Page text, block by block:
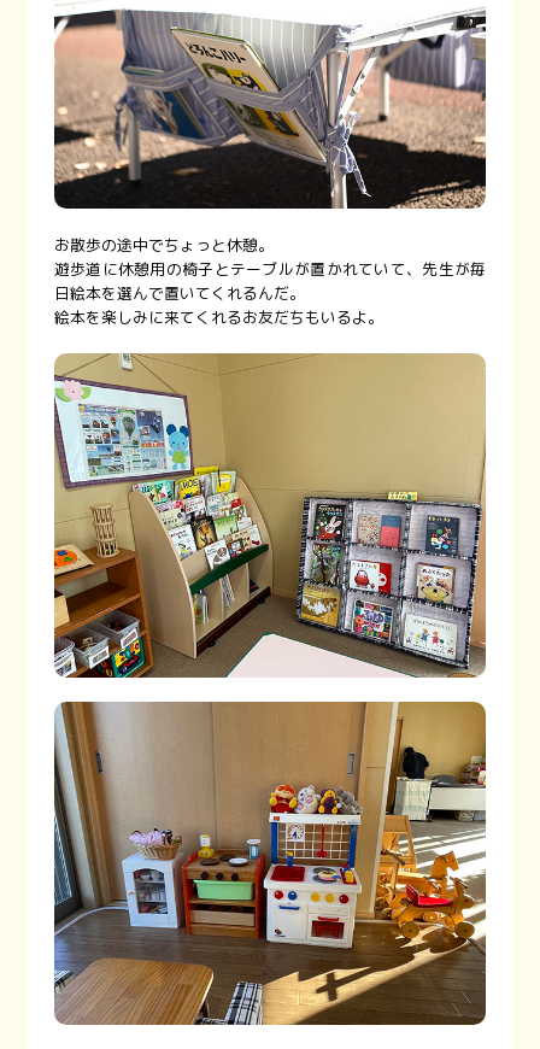
お散歩の途中でちょっと休憩。
遊歩道に休憩用の椅子とテーブルが置かれていて、先生が毎
日絵本を選んで置いてくれるんだ。
絵本を楽しみに来てくれるお友だちもいるよ。